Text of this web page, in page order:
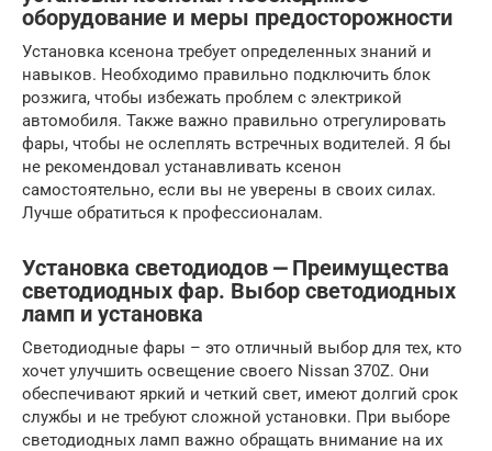
оборудование и меры предосторожности
Установка ксенона требует определенных знаний и
навыков. Необходимо правильно подключить блок
розжига, чтобы избежать проблем с электрикой
автомобиля. Также важно правильно отрегулировать
фары, чтобы не ослеплять встречных водителей. Я бы
не рекомендовал устанавливать ксенон
самостоятельно, если вы не уверены в своих силах.
Лучше обратиться к профессионалам.
Установка светодиодов ⎼ Преимущества
светодиодных фар. Выбор светодиодных
ламп и установка
Светодиодные фары – это отличный выбор для тех, кто
хочет улучшить освещение своего Nissan 370Z. Они
обеспечивают яркий и четкий свет, имеют долгий срок
службы и не требуют сложной установки. При выборе
светодиодных ламп важно обращать внимание на их